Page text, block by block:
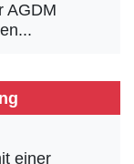
AGDM
einer